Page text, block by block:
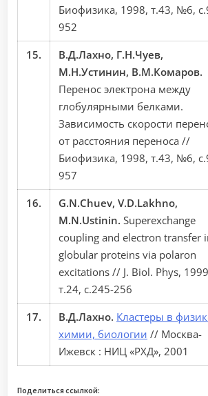
Биофизика, 1998, т.43, №6,
952
15.
В.Д.Лахно, Г.Н.Чуев,
М.Н.Устинин, В.М.Комаров.
Перенос электрона между
глобулярными белками.
Зависимость скорости
от расстояния переноса //
Биофизика, 1998, т.43, №6,
957
16.
G.N.Chuev, V.D.Lakhno,
M.N.Ustinin. Superexchange
coupling and electron transfer
globular proteins via polaron
excitations // J. Biol. Phys,
т.24, с.245-256
17.
В.Д.Лахно. Кластеры в
химии, биологии // Москва-
Ижевск : НИЦ «РХД», 2001
Поделиться ссылкой: